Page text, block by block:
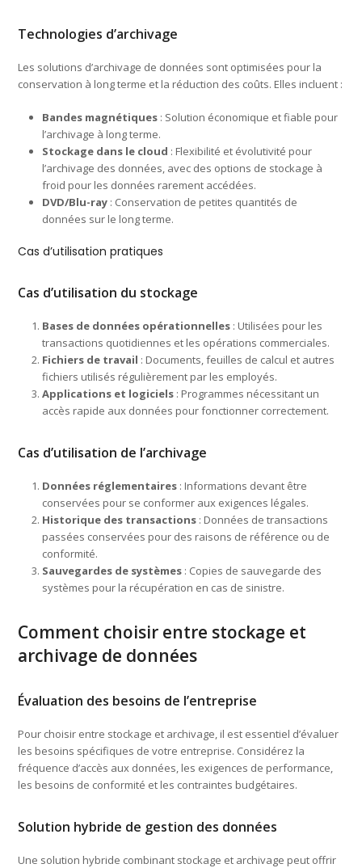
Technologies d’archivage
Les solutions d’archivage de données sont optimisées pour la
conservation à long terme et la réduction des coûts. Elles incluent :
Bandes magnétiques : Solution économique et fiable pour
l’archivage à long terme.
Stockage dans le cloud : Flexibilité et évolutivité pour
l’archivage des données, avec des options de stockage à
froid pour les données rarement accédées.
DVD/Blu-ray : Conservation de petites quantités de
données sur le long terme.
Cas d’utilisation pratiques
Cas d’utilisation du stockage
Bases de données opérationnelles : Utilisées pour les
transactions quotidiennes et les opérations commerciales.
Fichiers de travail : Documents, feuilles de calcul et autres
fichiers utilisés régulièrement par les employés.
Applications et logiciels : Programmes nécessitant un
accès rapide aux données pour fonctionner correctement.
Cas d’utilisation de l’archivage
Données réglementaires : Informations devant être
conservées pour se conformer aux exigences légales.
Historique des transactions : Données de transactions
passées conservées pour des raisons de référence ou de
conformité.
Sauvegardes de systèmes : Copies de sauvegarde des
systèmes pour la récupération en cas de sinistre.
Comment choisir entre stockage et
archivage de données
Évaluation des besoins de l’entreprise
Pour choisir entre stockage et archivage, il est essentiel d’évaluer
les besoins spécifiques de votre entreprise. Considérez la
fréquence d’accès aux données, les exigences de performance,
les besoins de conformité et les contraintes budgétaires.
Solution hybride de gestion des données
Une solution hybride combinant stockage et archivage peut offrir